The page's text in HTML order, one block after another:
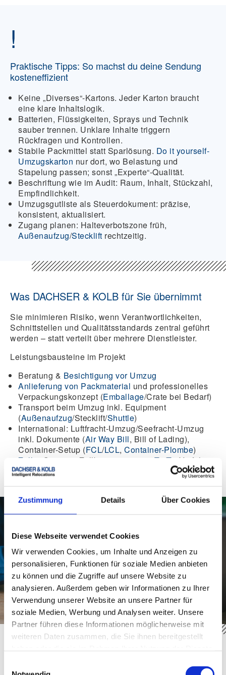
Zustimmung Details Über Cookies
Diese Webseite verwendet Cookies
Wir verwenden Cookies, um Inhalte und Anzeigen zu
personalisieren, Funktionen für soziale Medien anbieten
zu können und die Zugriffe auf unsere Website zu
analysieren. Außerdem geben wir Informationen zu Ihrer
Verwendung unserer Website an unsere Partner für
soziale Medien, Werbung und Analysen weiter. Unsere
Partner führen diese Informationen möglicherweise mit
weiteren Daten zusammen, die Sie ihnen bereitgestellt
!
Praktische Tipps: So machst du deine Sendung
kosteneffizient
Keine „Diverses“-Kartons. Jeder Karton braucht
eine klare Inhaltslogik.
Batterien, Flüssigkeiten, Sprays und Technik
sauber trennen. Unklare Inhalte triggern
Rückfragen und Kontrollen.
Stabile Packmittel statt Sparlösung. Do it yourself-
Umzugskarton nur dort, wo Belastung und
Stapelung passen; sonst „Experte“-Qualität.
Beschriftung wie im Audit: Raum, Inhalt, Stückzahl,
Empfindlichkeit.
Umzugsgutliste als Steuerdokument: präzise,
konsistent, aktualisiert.
Zugang planen: Halteverbotszone früh,
Außenaufzug/Stecklift rechtzeitig.
Was DACHSER & KOLB für Sie übernimmt
Sie minimieren Risiko, wenn Verantwortlichkeiten,
Schnittstellen und Qualitätsstandards zentral geführt
werden – statt verteilt über mehrere Dienstleister.
Leistungsbausteine im Projekt
Beratung & Besichtigung vor Umzug
Anlieferung von Packmaterial und professionelles
Verpackungskonzept (Emballage/Crate bei Bedarf)
Transport beim Umzug inkl. Equipment
(Außenaufzug/Stecklift/Shuttle)
International: Luftfracht-Umzug/Seefracht-Umzug
inkl. Dokumente (Air Way Bill, Bill of Lading),
Container-Setup (FCL/LCL, Container-Plombe)
Zoll & Security: Zollbestimmungen, T1 /T2
-Verfahren
(falls relevant), Vorbereitung auf Röntgenbeschau